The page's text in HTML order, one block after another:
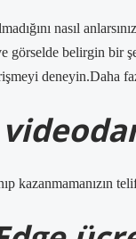
nasıl
görselde belirgin bir
deneyin.Daha
kazanmamanızın